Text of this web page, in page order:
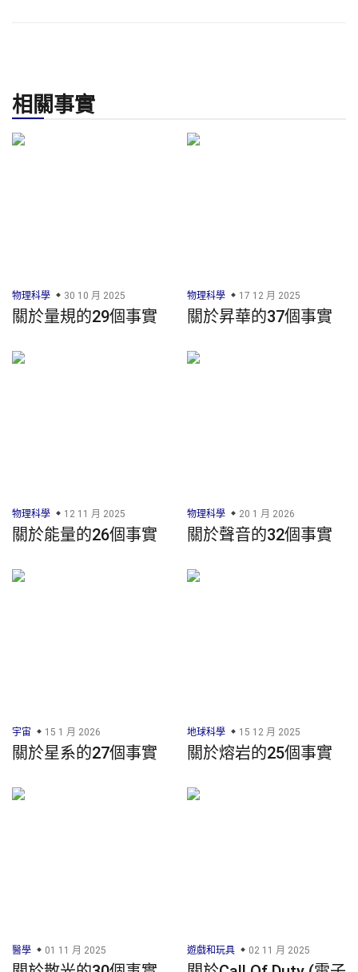
相關事實
物理科學 30 10 月 2025
關於量規的29個事實
物理科學 17 12 月 2025
關於昇華的37個事實
物理科學 12 11 月 2025
關於能量的26個事實
物理科學 20 1 月 2026
關於聲音的32個事實
宇宙 15 1 月 2026
關於星系的27個事實
地球科學 15 12 月 2025
關於熔岩的25個事實
醫學 01 11 月 2025 遊戲和玩具 02 11 月 2025